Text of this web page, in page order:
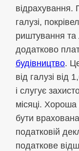
відрахування.
галузі,
риштування та
додатково
будівництво.
від галузі від
і слугує
місяці.
бути
податковій
податкове